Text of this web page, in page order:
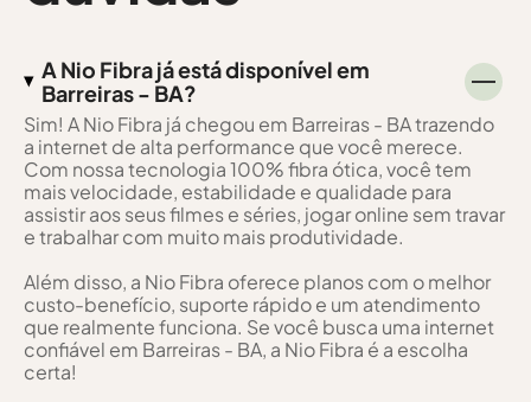
A Nio Fibra já está disponível em
Barreiras - BA?
Sim! A Nio Fibra já chegou em Barreiras - BA trazendo
a internet de alta performance que você merece.
Com nossa tecnologia 100% fibra ótica, você tem
mais velocidade, estabilidade e qualidade para
assistir aos seus filmes e séries, jogar online sem travar
e trabalhar com muito mais produtividade.
Além disso, a Nio Fibra oferece planos com o melhor
custo-benefício, suporte rápido e um atendimento
que realmente funciona. Se você busca uma internet
confiável em Barreiras - BA, a Nio Fibra é a escolha
certa!